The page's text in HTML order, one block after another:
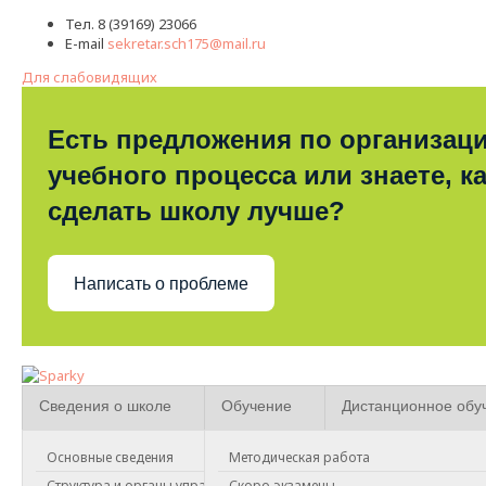
Тел. 8 (39169) 23066
E-mail sekretar.sch175@mail.ru
Для слабовидящих
Есть предложения по
учебного процесса или знаете,
сделать школу лучше?
Написать о проблеме
Сведения о школе
Основные сведения
Обучение
Методическая работа
Дистанционное